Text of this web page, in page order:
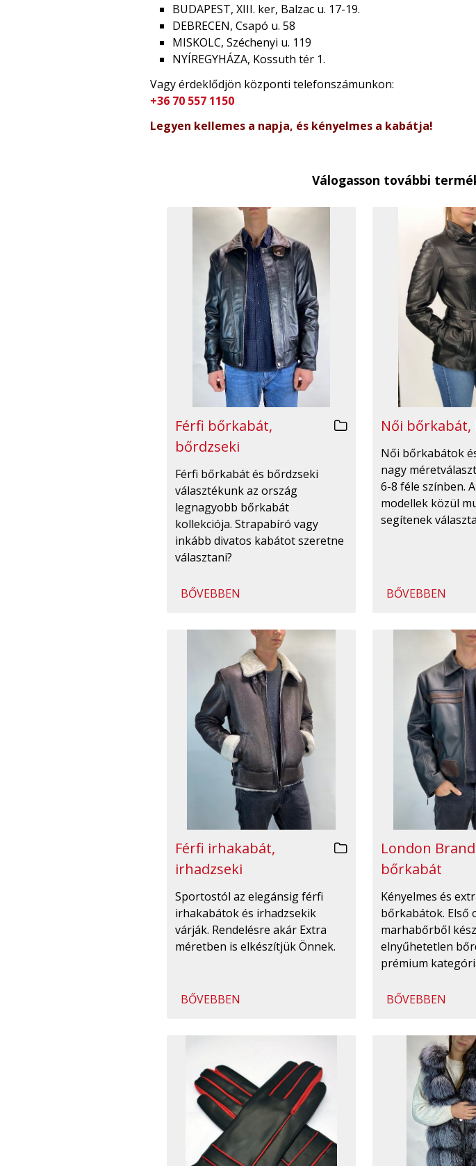
BUDAPEST, XIII. ker, Balzac u. 17-19.
DEBRECEN, Csapó u. 58
MISKOLC, Széchenyi u. 119
NYÍREGYHÁZA, Kossuth tér 1.
Vagy érdeklődjön központi telefonszámunkon:
+36 70 557 1150
Legyen kellemes a napja, és kényelmes a kabátja!
Válogasson további
Férfi bőrkabát,
bőrdzseki
Férfi bőrkabát és bőrdzseki
választékunk az ország
legnagyobb bőrkabát
kollekciója. Strapabíró vagy
inkább divatos kabátot szeretne
választani?
BŐVEBBEN
Női bőrkabát,
Női bőrkabátok
nagy
6-8 féle színben.
modellek közül
segítenek
BŐVEBBEN
Férfi irhakabát,
irhadzseki
Sportostól az elegánsig férfi
irhakabátok és irhadzsekik
várják. Rendelésre akár Extra
méretben is elkészítjük Önnek.
BŐVEBBEN
London
bőrkabát
Kényelmes és
bőrkabátok. Első
marhabőrből
elnyűhetetlen
prémium
BŐVEBBEN